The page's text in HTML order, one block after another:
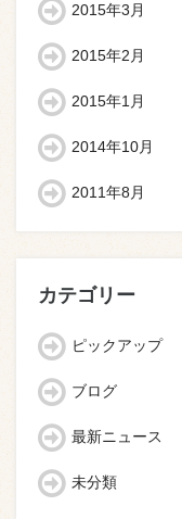
2015年3月
2015年2月
2015年1月
2014年10月
2011年8月
カテゴリー
ピックアップ
ブログ
最新ニュース
未分類